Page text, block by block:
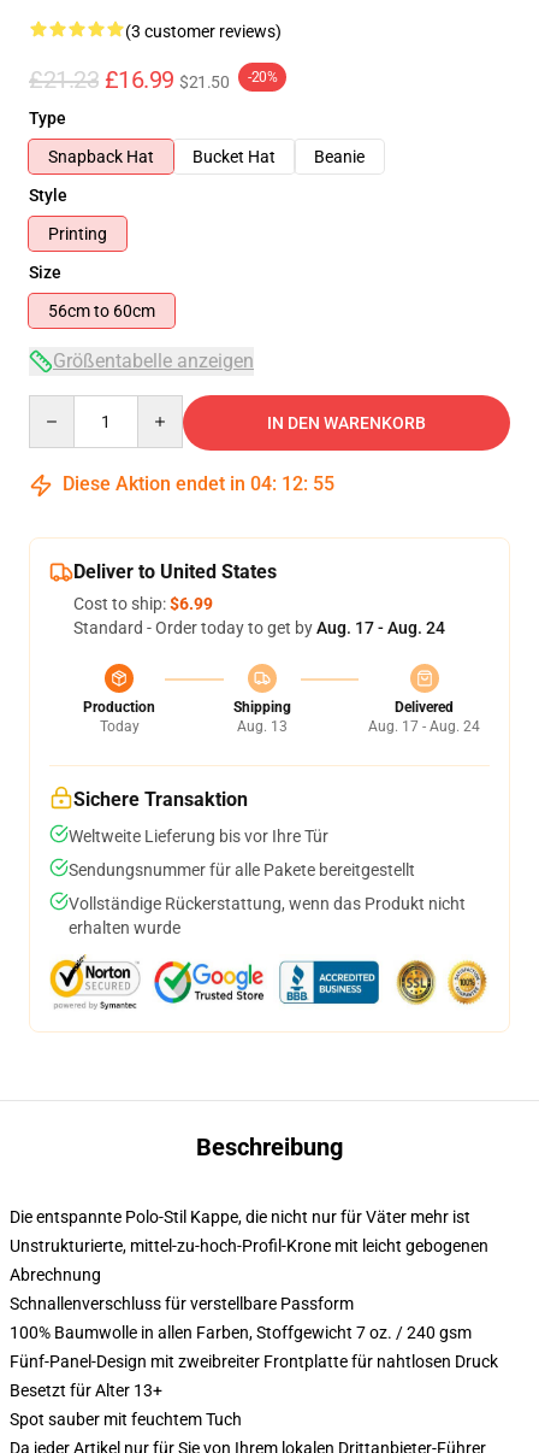
(3 customer reviews)
£21.23 £16.99 $21.50 -20%
Type
Snapback Hat
Bucket Hat
Beanie
Style
Printing
Size
56cm to 60cm
Größentabelle anzeigen
IN DEN WARENKORB
Diese Aktion endet in 04: 12: 54
Deliver to United States
Cost to ship:$6.99
Standard - Order today to get byAug. 17 - Aug. 24
Production
Today
Shipping
Aug. 13
Delivered
Aug. 17 - Aug. 24
Sichere Transaktion
Weltweite Lieferung bis vor Ihre Tür
Sendungsnummer für alle Pakete bereitgestellt
Vollständige Rückerstattung, wenn das Produkt nicht
erhalten wurde
Beschreibung
Die entspannte Polo-Stil Kappe, die nicht nur für Väter mehr ist
Unstrukturierte, mittel-zu-hoch-Profil-Krone mit leicht gebogenen
Abrechnung
Schnallenverschluss für verstellbare Passform
100% Baumwolle in allen Farben, Stoffgewicht 7 oz. / 240 gsm
Fünf-Panel-Design mit zweibreiter Frontplatte für nahtlosen Druck
Besetzt für Alter 13+
Spot sauber mit feuchtem Tuch
Da jeder Artikel nur für Sie von Ihrem lokalen Drittanbieter-Führer